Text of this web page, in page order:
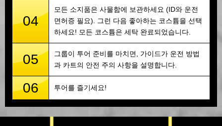
04
모든 소지품은 사물함에 보관하세요 (ID와 운전
면허증 필요). 그런 다음 좋아하는 코스튬을 선택
하세요! 모든 코스튬은 세탁 완료되었습니다.
05
그룹이 투어 준비를 마치면, 가이드가 운전 방법
과 카트의 안전 주의 사항을 설명합니다.
06 투어를 즐기세요!